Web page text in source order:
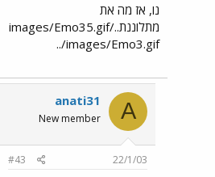
נו, אז מה את
מתלוננת../images/Emo35.gif
../images/Emo3.gif
A
anati31
New member
22/1/03
#43